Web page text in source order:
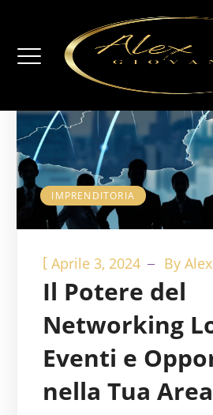
IMPRENDITORIA
[ Aprile 3, 2024 ByAlex
Il Potere del
Networking
Eventi e
nella Tua Area